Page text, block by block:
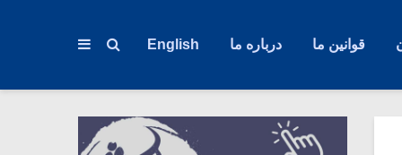
قوانین ما درباره ما English